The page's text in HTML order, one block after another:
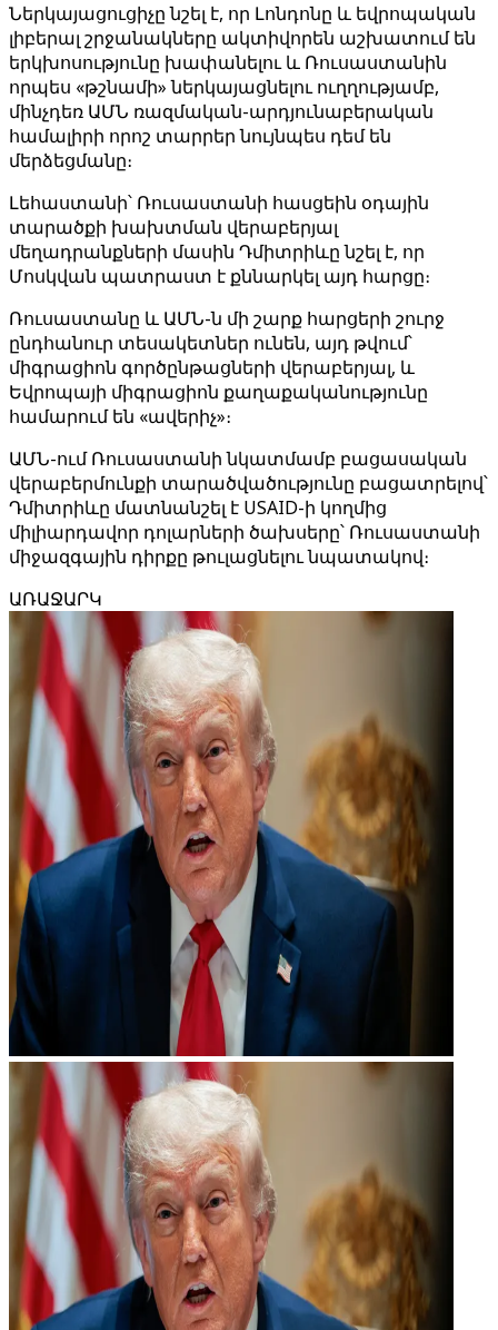
Ներկայացուցիչը նշել է, որ Լոնդոնը և եվրոպական
լիբերալ շրջանակները ակտիվորեն աշխատում են
երկխոսությունը խափանելու և Ռուսաստանին
որպես «թշնամի» ներկայացնելու ուղղությամբ,
մինչդեռ ԱՄՆ ռազմական-արդյունաբերական
համալիրի որոշ տարրեր նույնպես դեմ են
մերձեցմանը։
Լեհաստանի՝ Ռուսաստանի հասցեին օդային
տարածքի խախտման վերաբերյալ
մեղադրանքների մասին Դմիտրիևը նշել է, որ
Մոսկվան պատրաստ է քննարկել այդ հարցը։
Ռուսաստանը և ԱՄՆ-ն մի շարք հարցերի շուրջ
ընդհանուր տեսակետներ ունեն, այդ թվում՝
միգրացիոն գործընթացների վերաբերյալ, և
Եվրոպայի միգրացիոն քաղաքականությունը
համարում են «ավերիչ»։
ԱՄՆ-ում Ռուսաստանի նկատմամբ բացասական
վերաբերմունքի տարածվածությունը բացատրելով՝
Դմիտրիևը մատնանշել է USAID-ի կողմից
միլիարդավոր դոլարների ծախսերը՝ Ռուսաստանի
միջազգային դիրքը թուլացնելու նպատակով։
ԱՌԱՋԱՐԿ